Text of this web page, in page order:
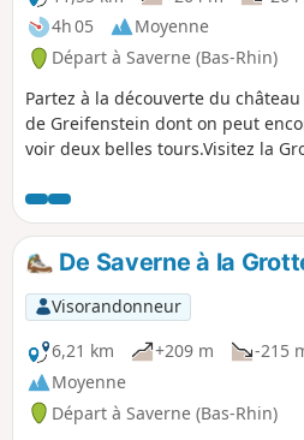
4h 05
Moyenne
Départ à Saverne (Bas-Rhin)
Partez à la découverte du
de Greifenstein dont on peut
voir deux belles tours.Visitez la
dans le grès, surplombée d'un
où un magnifique jardin alpestre
aménagé. Une vue surprenante
château du Haut-Barr vous y
De Saverne à la
Visorandonneur
6,21 km
+209 m -215
Moyenne
Départ à Saverne (Bas-Rhin)